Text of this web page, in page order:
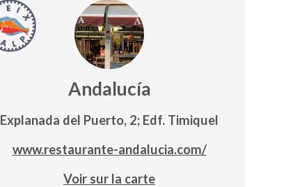
Andalucía
Explanada del Puerto, 2; Edf. Timiquel
www.restaurante-andalucia.com/
Voir sur la carte